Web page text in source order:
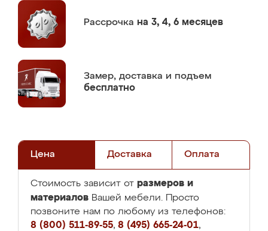
Рассрочка на 3, 4, 6 месяцев
Замер, доставка и подъем
бесплатно
Цена Доставка Оплата
Стоимость зависит от размеров и
материалов Вашей мебели. Просто
позвоните нам по любому из телефонов:
8 (800) 511-89-55, 8 (495) 665-24-01,